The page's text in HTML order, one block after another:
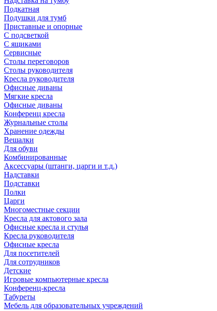
Подкатная
Подушки для тумб
Приставные и опорные
С подсветкой
С ящиками
Сервисные
Столы переговоров
Столы руководителя
Кресла руководителя
Офисные диваны
Мягкие кресла
Офисные диваны
Конференц кресла
Журнальные столы
Хранение одежды
Вешалки
Для обуви
Комбинированные
Аксессуары (штанги, царги и т.д.)
Надставки
Подставки
Полки
Царги
Многоместные секции
Кресла для актового зала
Офисные кресла и стулья
Кресла руководителя
Офисные кресла
Для посетителей
Для сотрудников
Детские
Игровые компьютерные кресла
Конференц-кресла
Табуреты
Мебель для образовательных учреждений